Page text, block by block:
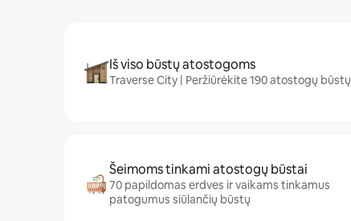
Iš viso būstų atostogoms
Traverse City | Peržiūrėkite 190 atostogų būstų
Šeimoms tinkami atostogų būstai
70 papildomas erdves ir vaikams tinkamus
patogumus siūlančių būstų